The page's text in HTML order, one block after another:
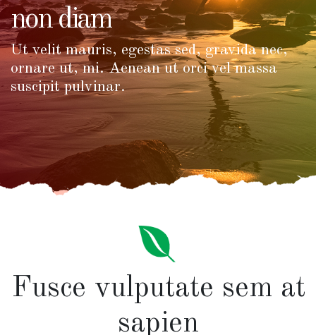
non diam
Ut velit mauris, egestas sed, gravida nec,
ornare ut, mi. Aenean ut orci vel massa
suscipit pulvinar.
Fusce vulputate sem at
sapien